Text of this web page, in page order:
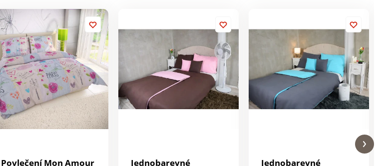
Povlečení Mon Amour
Jednobarevné
Jednobarevné